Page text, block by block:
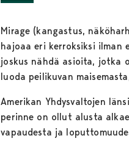
Mirage (kangastus,
hajoaa eri kerroksiksi ilman
joskus nähdä asioita, jotka
luoda peilikuvan
Amerikan Yhdysvaltojen
perinne on ollut alusta
vapaudesta ja